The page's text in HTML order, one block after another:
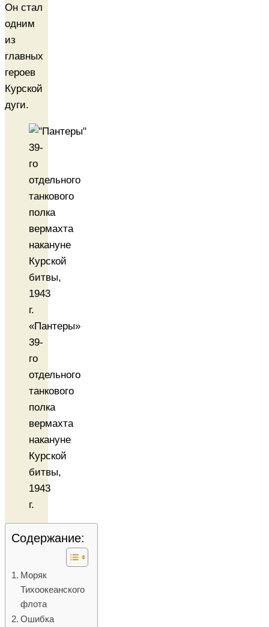
Он стал
одним
из
главных
героев
Курской
дуги.
«Пантеры»
39-
го
отдельного
танкового
полка
вермахта
накануне
Курской
битвы,
1943
г.
Содержание:
Моряк
Тихоокеанского
флота
Ошибка